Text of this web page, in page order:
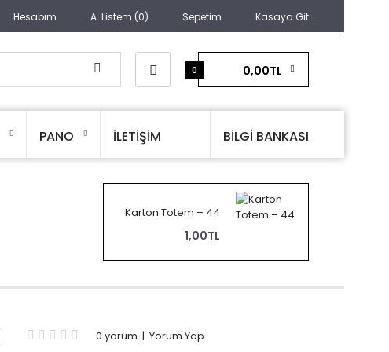
Hesabım A. Listem (0) Sepetim Kasaya Git
0 0,00TL
PANO İLETİŞİM BİLGİ BANKASI
Karton Totem – 44
1,00TL
0 yorum | Yorum Yap